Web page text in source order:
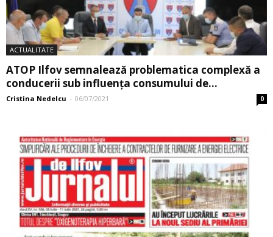
ACTUALITATE
ATOP Ilfov semnalează problematica complexă a
conducerii sub influenţa consumului de...
Cristina Nedelcu - 06/07/2021 0